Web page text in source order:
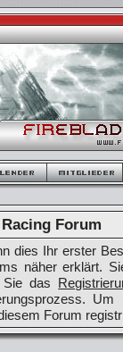
Forum
dies Ihr erster
näher erklärt.
das
Forum